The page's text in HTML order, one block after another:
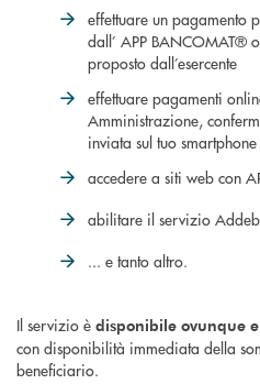
effettuare un pagamento
dall’ APP BANCOMAT®
proposto dall’esercente
effettuare pagamenti
Amministrazione,
inviata sul tuo smartphone
accedere a siti web con
abilitare il servizio
... e tanto altro.
Il servizio è disponibile ovunque
con disponibilità immediata della
beneficiario.